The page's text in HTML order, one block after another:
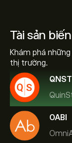
Tài sản
Khám phá
thị trường.
QNST
OABI